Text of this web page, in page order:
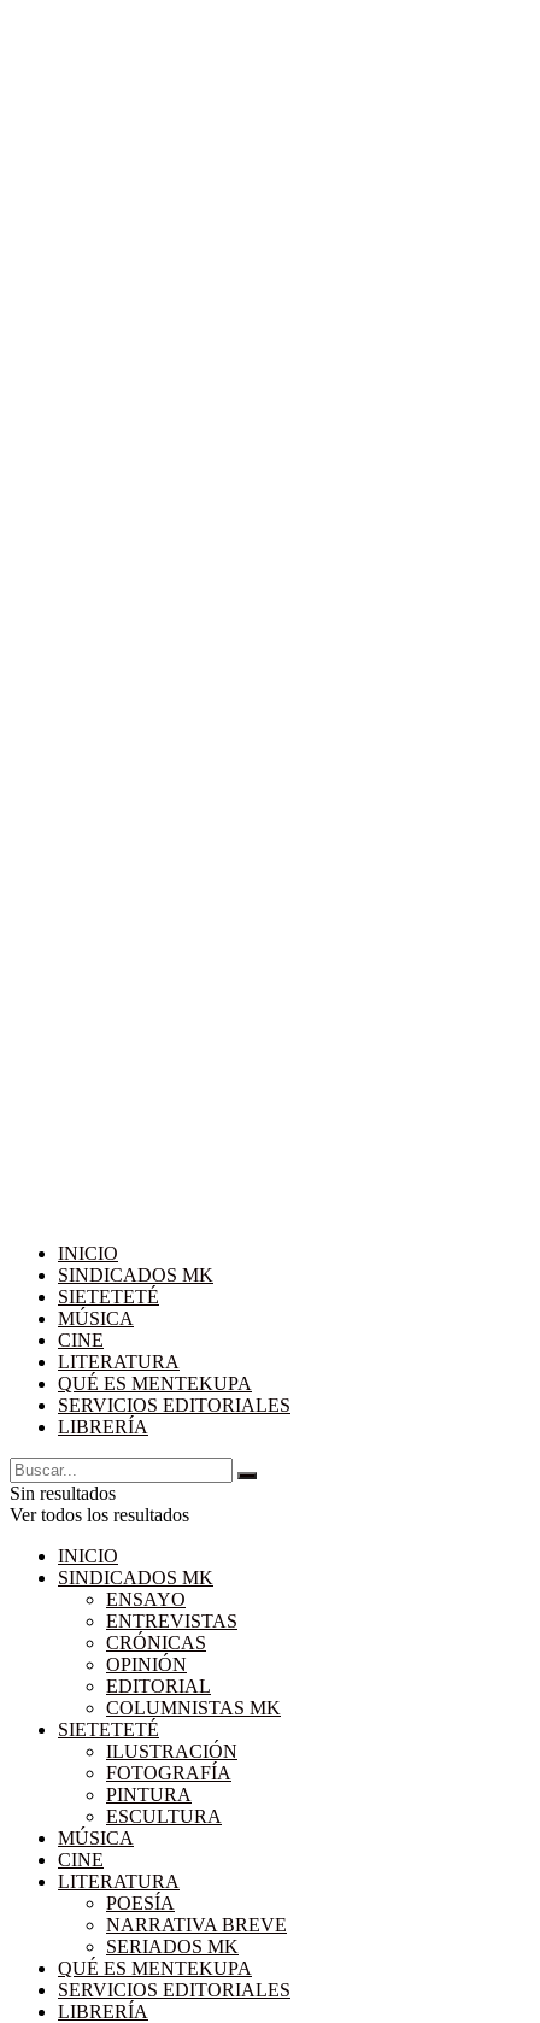
INICIO
SINDICADOS MK
SIETETETÉ
MÚSICA
CINE
LITERATURA
QUÉ ES MENTEKUPA
SERVICIOS EDITORIALES
LIBRERÍA
Sin resultados
Ver todos los resultados
INICIO
SINDICADOS MK
ENSAYO
ENTREVISTAS
CRÓNICAS
OPINIÓN
EDITORIAL
COLUMNISTAS MK
SIETETETÉ
ILUSTRACIÓN
FOTOGRAFÍA
PINTURA
ESCULTURA
MÚSICA
CINE
LITERATURA
POESÍA
NARRATIVA BREVE
SERIADOS MK
QUÉ ES MENTEKUPA
SERVICIOS EDITORIALES
LIBRERÍA